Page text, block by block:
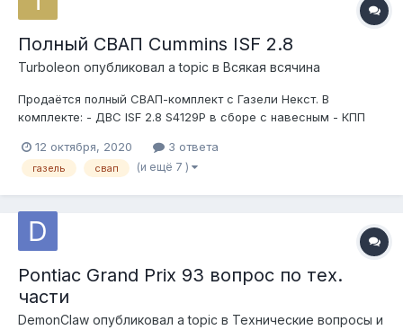
Полный СВАП Cummins ISF 2.8
Turboleon опубликовал a topic в Всякая всячина
Продаётся полный СВАП-комплект с Газели Некст. В
комплекте: - ДВС ISF 2.8 S4129P в сборе с навесным - КПП
Интеркулер и разные мелочи Продаётся по причине СВАПа на
японский ДВС. Состояние отличное, пробег 199 тысяч, м...
12 октября, 2020 3 ответа
газель свап (и ещё 7 )
Pontiac Grand Prix 93 вопрос по тех.
части
DemonClaw опубликовал a topic в Технические вопросы и